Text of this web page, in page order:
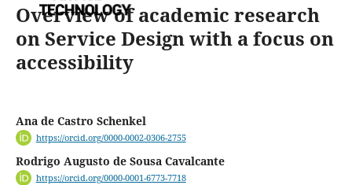
Overview of academic research
on Service Design with a focus on
accessibility
Ana de Castro Schenkel
https://orcid.org/0000-0002-0306-2755
Rodrigo Augusto de Sousa Cavalcante
https://orcid.org/0000-0001-6773-7718